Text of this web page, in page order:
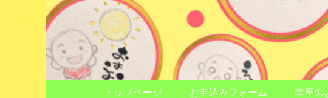
トップページ お申込みフォーム 幸座の